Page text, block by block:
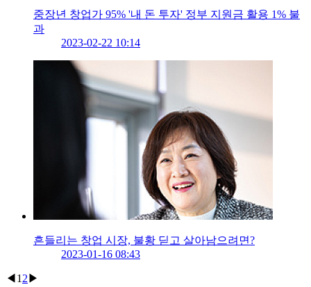
중장년 창업가 95% '내 돈 투자' 정부 지원금 활용 1% 불
과
2023-02-22 10:14
흔들리는 창업 시장, 불황 딛고 살아남으려면?
2023-01-16 08:43
◀ 1 2 ▶